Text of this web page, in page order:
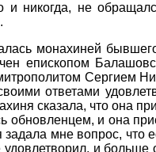
никогда, не
монахиней
епископом
Сергием
ответами
сказала, что она
и она
мне вопрос,
и